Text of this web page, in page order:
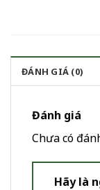
ĐÁNH GIÁ (0)
Đánh giá
Chưa có
Hãy là